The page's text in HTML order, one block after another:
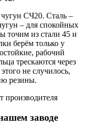
СЧ20. Сталь –
– для спокойных
точим из стали 45 и
берём только у
рабочий
трескаются через
не случилось,
резины.
заводе